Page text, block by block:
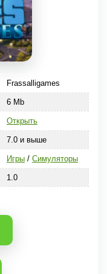
Frassalligames
6 Mb
Открыть
7.0 и выше
Игры/ Симуляторы
1.0